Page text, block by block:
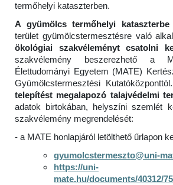
termőhelyi kataszterben.
A gyümölcs termőhelyi
terület gyümölcstermesztésre való
ökológiai szakvéleményt csatolni
szakvélemény beszerezhető a
Élettudományi Egyetem (MATE)
Gyümölcstermesztési
telepítést megalapozó talajvédelmi
adatok birtokában, helyszíni szemlét
szakvélemény megrendelését:
- a MATE honlapjáról letölthető űrlapon
gyumolcstermeszto@uni-
https://uni-
mate.hu/documents/40312/